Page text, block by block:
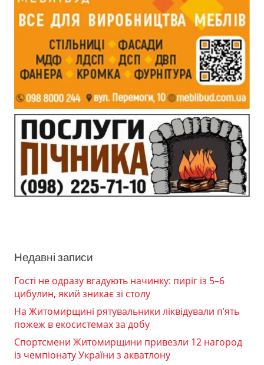
Недавні записи
Гості не одразу вгадують начинку: пиріг із 5–6
цибулин, який зникає зі столу
На Житомирщині рятувальники ліквідували п’ять
пожеж в екосистемах за добу
Спортсмени Житомирщини привезли 12 нагород
із чемпіонату України з акватлону